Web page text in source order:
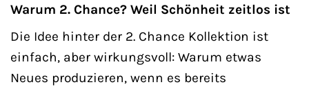
Warum 2. Chance? Weil Schönheit zeitlos ist
Die Idee hinter der 2. Chance Kollektion ist
einfach, aber wirkungsvoll: Warum etwas
Neues produzieren, wenn es bereits